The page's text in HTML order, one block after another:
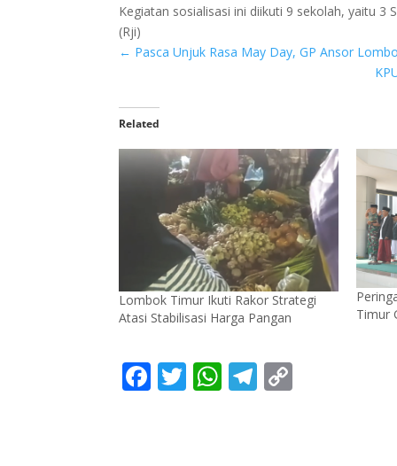
Kegiatan sosialisasi ini diikuti 9 sekolah, yaitu 3
(Rji)
← Pasca Unjuk Rasa May Day, GP Ansor
Related
Lombok Timur Ikuti Rakor Strategi
Atasi Stabilisasi Harga Pangan
Timur
F T W T